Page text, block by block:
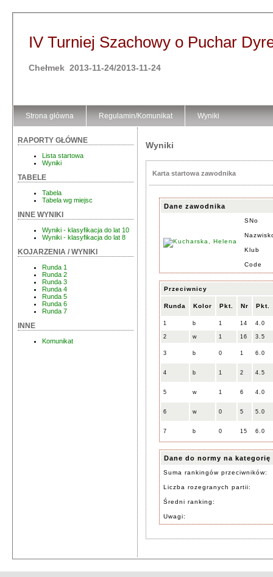
IV Turniej Szachowy o Puchar
Chełmek 2013-11-24/2013-11-24
Strona główna Regulamin/Komunikat Wyniki
RAPORTY GŁÓWNE
Lista startowa
Wyniki
TABELE
Tabela
Tabela wg miejsc
INNE WYNIKI
Wyniki - klasyfikacja do lat 10
Wyniki - klasyfikacja do lat 8
KOJARZENIA / WYNIKI
Runda 1
Runda 2
Runda 3
Runda 4
Runda 5
Runda 6
Runda 7
INNE
Komunikat
Wyniki
Karta startowa zawodnika
Dane zawodnika
SNo
Klub
Code
Przeciwnicy
Runda Kolor Pkt. Nr Pkt.
1 b 1 14 4.0
2 w 1 16 3.5
3 b 0 1 6.0
4 b 1 2 4.5
5 w 1 6 4.0
6 w 0 5 5.0
7 b 0 15 6.0
Dane do normy na kategorię
Suma rankingów przeciwników:
Liczba rozegranych partii:
Średni ranking:
Uwagi: